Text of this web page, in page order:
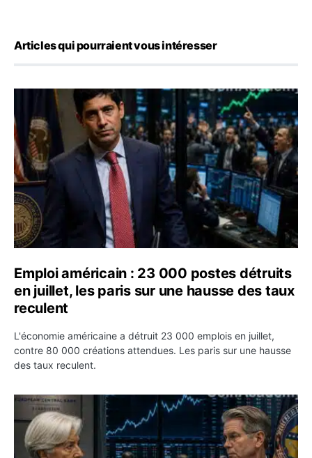
Articles qui pourraient vous intéresser
Emploi américain : 23 000 postes détruits en juillet, les
Emploi américain : 23 000 postes détruits
en juillet, les paris sur une hausse des taux
reculent
L'économie américaine a détruit 23 000 emplois en juillet,
contre 80 000 créations attendues. Les paris sur une hausse
des taux reculent.
Yen : Washington a vendu des euros sans prévenir la